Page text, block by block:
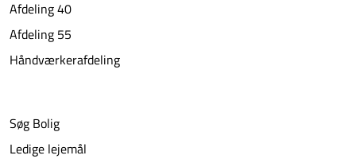
Afdeling 40
Afdeling 55
Håndværkerafdeling
Søg Bolig
Ledige lejemål